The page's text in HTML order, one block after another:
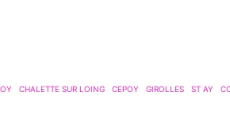
CHALETTE SUR LOING CEPOY GIROLLES ST AY